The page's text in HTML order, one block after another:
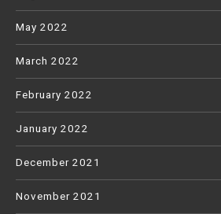
May 2022
March 2022
February 2022
January 2022
December 2021
November 2021